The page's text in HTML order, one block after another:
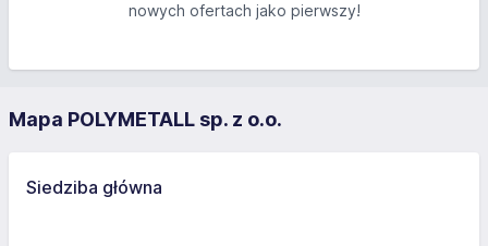
nowych ofertach jako pierwszy!
Mapa POLYMETALL sp. z o.o.
Siedziba główna